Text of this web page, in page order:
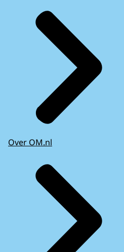
Over OM.nl